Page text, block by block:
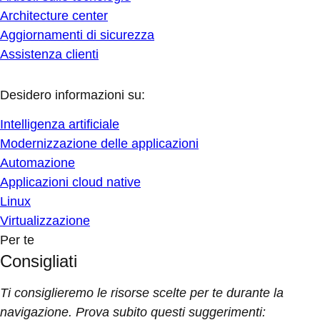
Architecture center
Aggiornamenti di sicurezza
Assistenza clienti
Desidero informazioni su:
Intelligenza artificiale
Modernizzazione delle applicazioni
Automazione
Applicazioni cloud native
Linux
Virtualizzazione
Per te
Consigliati
Ti consiglieremo le risorse scelte per te durante la
navigazione. Prova subito questi suggerimenti: